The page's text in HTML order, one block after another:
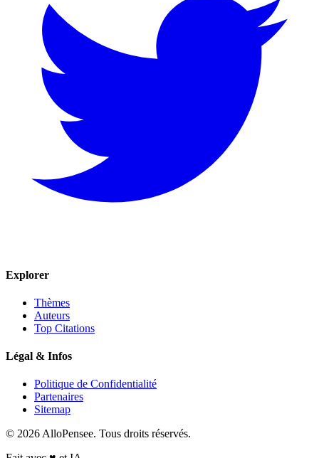
Explorer
Thèmes
Auteurs
Top Citations
Légal & Infos
Politique de Confidentialité
Partenaires
Sitemap
© 2026 AlloPensee. Tous droits réservés.